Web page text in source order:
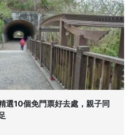
選10個免門票好去處，親子同